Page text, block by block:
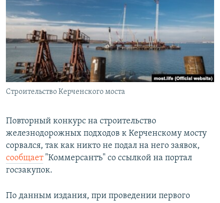
РАСПИСАНИЕ ВЕЩАНИЯ
ПОДПИШИТЕСЬ НА РАССЫЛКУ
СОЦИАЛЬНЫЕ СЕТИ
Все сайты РСЕ/РС
Строительство Керченского моста
Повторный конкурс на строительство
железнодорожных подходов к Керченскому мосту
сорвался, так как никто не подал на него заявок,
сообщает"Коммерсантъ" со ссылкой на портал
госзакупок.
По данным издания, при проведении первого